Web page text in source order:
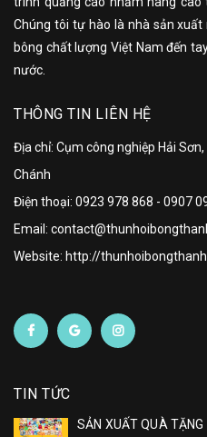
Chúng tôi tự hào là nhà sản
bông chất lượng Việt Nam đến
nước.
THÔNG TIN LIÊN HỆ
Địa chỉ: Cụm công nghiệp Hải
Chánh
Điện thoại: 0923 978 868 - 0907
Email:
Website: http://
TIN TỨC
SẢN XUẤT QUÀ TẶNG